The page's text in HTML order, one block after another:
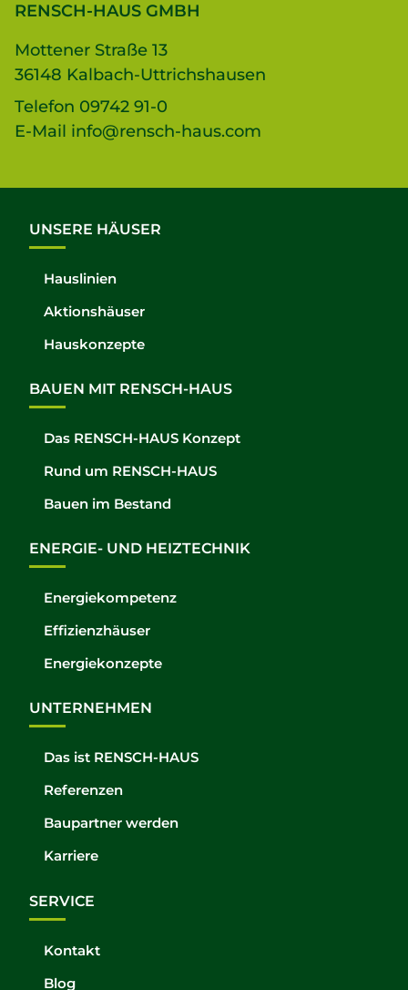
RENSCH-HAUS GMBH
Mottener Straße 13
36148 Kalbach-Uttrichshausen
Telefon 09742 91-0
E-Mail info@rensch-haus.com
UNSERE HÄUSER
Hauslinien
Aktionshäuser
Hauskonzepte
BAUEN MIT RENSCH-HAUS
Das RENSCH-HAUS Konzept
Rund um RENSCH-HAUS
Bauen im Bestand
ENERGIE- UND HEIZTECHNIK
Energiekompetenz
Effizienzhäuser
Energiekonzepte
UNTERNEHMEN
Das ist RENSCH-HAUS
Referenzen
Baupartner werden
Karriere
SERVICE
Kontakt
Blog